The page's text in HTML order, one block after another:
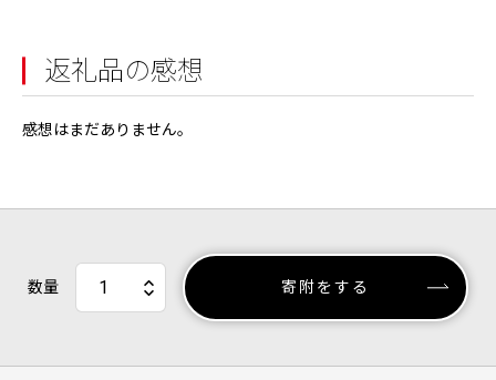
返礼品の感想
感想はまだありません。
数量 寄附をする